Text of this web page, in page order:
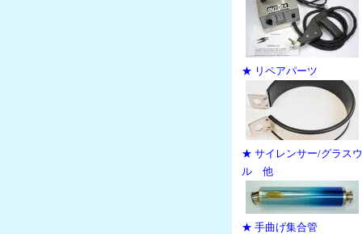
★ リペアパーツ
★ サイレンサー/グラス
ル 他
★ 手曲げ集合管